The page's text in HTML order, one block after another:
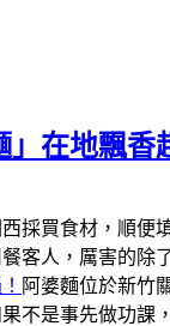
在地飄香
採買食材，順
客人，厲害的除
阿婆麵位於新竹
不是事先做功課